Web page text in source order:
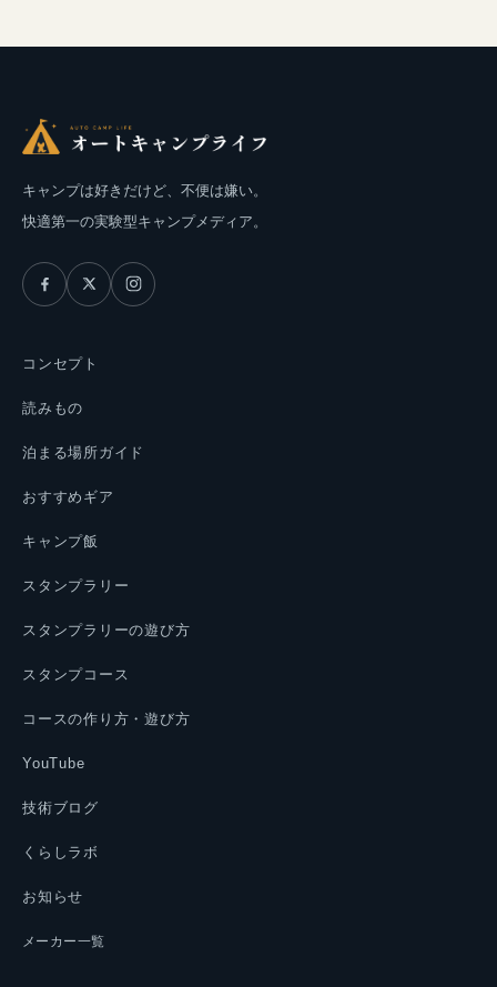
キャンプは好きだけど、不便は嫌い。
快適第一の実験型キャンプメディア。
コンセプト
読みもの
泊まる場所ガイド
おすすめギア
キャンプ飯
スタンプラリー
スタンプラリーの遊び方
スタンプコース
コースの作り方・遊び方
YouTube
技術ブログ
くらしラボ
お知らせ
メーカー一覧